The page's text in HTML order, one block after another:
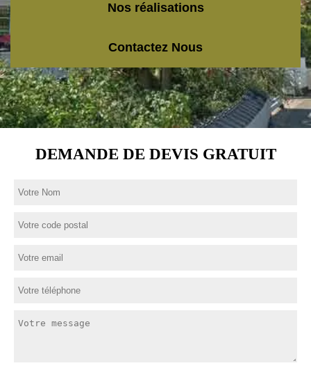
Nos réalisations
Contactez Nous
DEMANDE DE DEVIS GRATUIT